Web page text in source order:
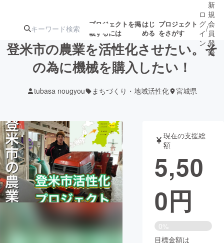
プロジェクトを掲
載するには
はじ
める
プロジェクト
をさがす
ターン
ジェクト
募集終了が近いプ
ロジェクト
もうすぐ公開
されます
アート・写真 音楽
テクノロジー・ガジェット ゲーム・サ
映像・映画 書籍・雑誌
ビジネス・起業 チャレンジ
ロ
グ
イ
ン
/
新
規
会
員
登
録
登米市の農業を活性化させたい。そ
の為に機械を購入したい！
tubasa nougyou まちづくり・地域活性化 宮城県
現在の支援総
額
5,50
0円
0%
目標金額は